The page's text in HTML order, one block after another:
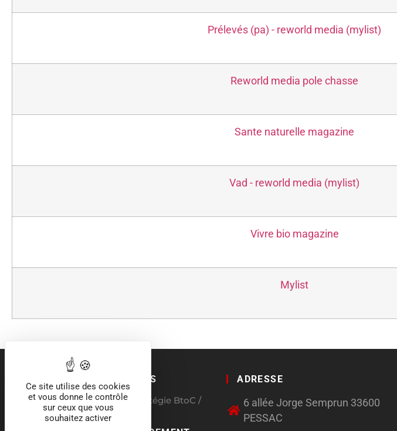
Prélevés (pa) - reworld media (mylist)
Reworld media pole chasse
Sante naturelle magazine
Vad - reworld media (mylist)
Vivre bio magazine
Mylist
QUI SOMMES NOUS
Agence conseil en stratégie BtoC /
BtoB
ADRESSE
6 allée Jorge Semprun 33600
PESSAC
Ce site utilise des cookies
et vous donne le contrôle
sur ceux que vous
souhaitez activer